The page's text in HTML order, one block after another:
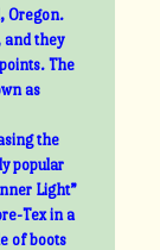
Oregon.
and they
The
as
the
popular
Light”
Tex in a
of boots